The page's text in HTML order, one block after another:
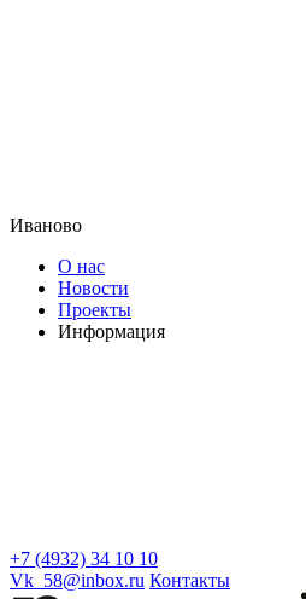
Иваново
О нас
Новости
Проекты
Информация
+7 (4932) 34 10 10
Vk_58@inbox.ru Контакты